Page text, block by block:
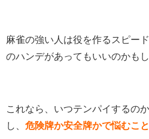
麻雀の強い人は役を作るスピー
のハンデがあってもいいのかもし
これなら、いつテンパイするの
し、 危険牌か安全牌かで悩むこ